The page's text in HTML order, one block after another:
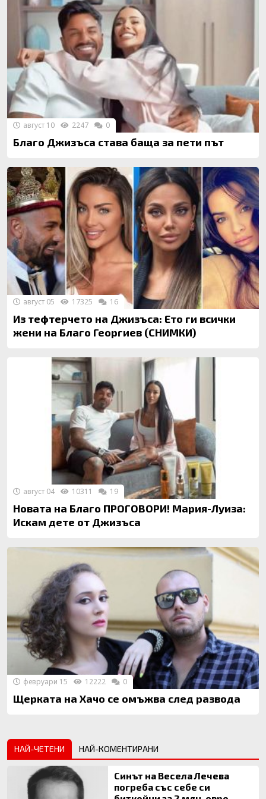
Благо Джизъса става баща за пети път
август 10 2247 0
Из тефтерчето на Джизъса: Ето ги всички
жени на Благо Георгиев (СНИМКИ)
август 05 17325 16
Новата на Благо ПРОГОВОРИ! Мария-Луиза:
Искам дете от Джизъса
август 04 10311 19
Щерката на Хачо се омъжва след развода
февруари 15 12222 0
НАЙ-ЧЕТЕНИ НАЙ-КОМЕНТИРАНИ
Синът на Весела Лечева
погреба със себе си